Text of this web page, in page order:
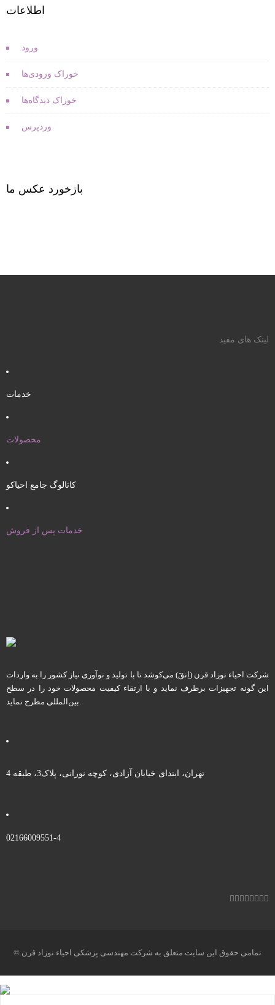
اطلاعات
ورود
خوراک ورودی‌ها
خوراک دیدگاه‌ها
وردپرس
بازخورد عکس ما
لینک های مفید
خدمات
محصولات
کاتالوگ جامع احیاکو
خدمات پس از فروش
شرکت احیاء نوزاد قرن (اِنقَ) می‌کوشد تا با تولید و نوآوری نیاز کشور را به واردات
این گونه تجهیزات برطرف نماید و با ارتقاء کیفیت محصولات خود را در سطح
تهران، ابتدای خیابان آزادی، کوچه نورانی، پلاک3، طبقه 4
02166009551-4
© تمامی حقوق این سایت متعلق به شرکت مهندسی پزشکی احیاء نوزاد قرن